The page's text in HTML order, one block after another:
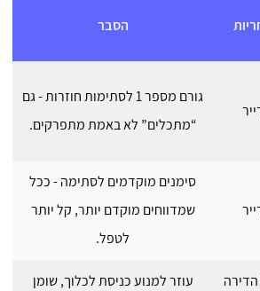
הסבר
גורם מספר 1 לסתימות חוזרות - גם
“מתכלים” לא באמת מתפרקים.
סימנים מוקדמים לסתימה - ככל
שמדווחים מוקדם יותר, קל יותר
לטפל.
עוזר למנוע כניסת לכלוך, שומן